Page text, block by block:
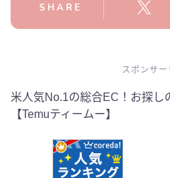
SHARE
スポンサー
米人気No.1の総合EC！お探し
【Temuティームー】